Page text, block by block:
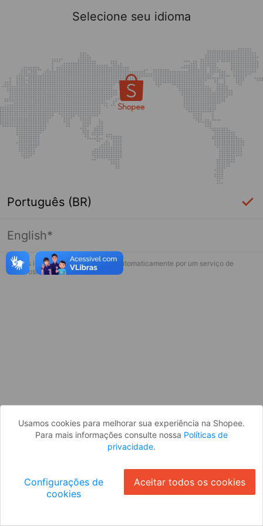
Página indisponível
Desculpe, algo deu errado. Faça login
Selecione seu idioma
Português (BR)
English*
* Esses idiomas serão traduzidos automaticamente por um serviço de
terceiros.
Usamos cookies para melhorar sua experiência na Shopee.
Para mais informações consulte nossa Políticas de
privacidade.
Configurações de
cookies
Aceitar todos os cookies